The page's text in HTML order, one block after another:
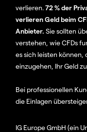
verlieren.72 % der
verlieren Geld beim
Anbieter. Sie sollten
verstehen, wie CFDs
es sich leisten können,
einzugehen, Ihr Geld
Bei professionellen
die Einlagen
IG Europe GmbH (ein